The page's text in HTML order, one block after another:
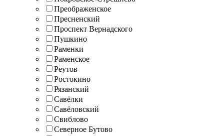
Преображенское
Пресненский
Проспект Вернадского
Пушкино
Раменки
Раменское
Реутов
Ростокино
Рязанский
Савёлки
Савёловский
Свиблово
Северное Бутово